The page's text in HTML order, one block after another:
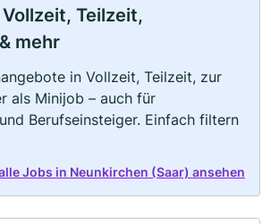
Teilzeit,
mehr
in Vollzeit, Teilzeit, zur
als Minijob – auch für
Berufseinsteiger. Einfach filtern
Jobs in Neunkirchen (Saar) ansehen